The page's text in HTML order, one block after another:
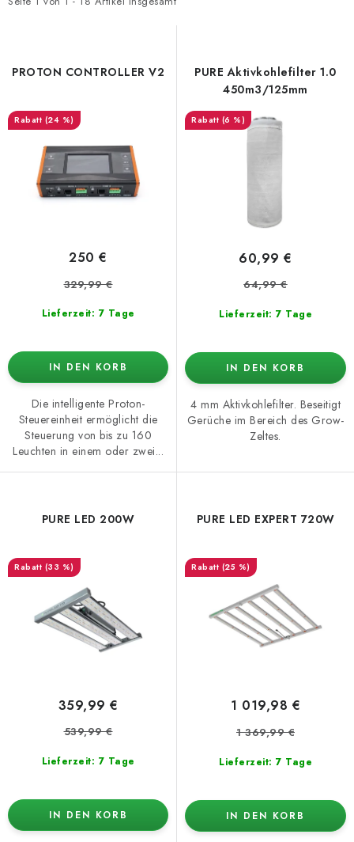
e
P
r
t
o
r
PROTON CONTROLLER V2
(24 %)
Lieferzeit: 7 Tage
250 €
329,99 €
IN DEN KORB
Die intelligente Proton-
Steuereinheit ermöglicht die
Steuerung von bis zu 160
Leuchten in einem oder zwei...
PURE Aktivkohlefilter 1.0
450m3/125mm
(6 %)
Lieferzeit: 7 Tage
60,99 €
64,99 €
IN DEN KORB
4 mm Aktivkohlefilter. Beseitigt
Gerüche im Bereich des Grow-
Zeltes.
PURE LED 200W
(33 %)
Lieferzeit: 7 Tage
359,99 €
539,99 €
IN DEN KORB
PURE LED EXPERT 720W
(25 %)
Lieferzeit: 7 Tage
1 019,98 €
1 369,99 €
IN DEN KORB